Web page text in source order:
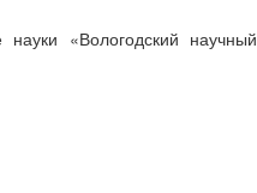
«Вологодский научный